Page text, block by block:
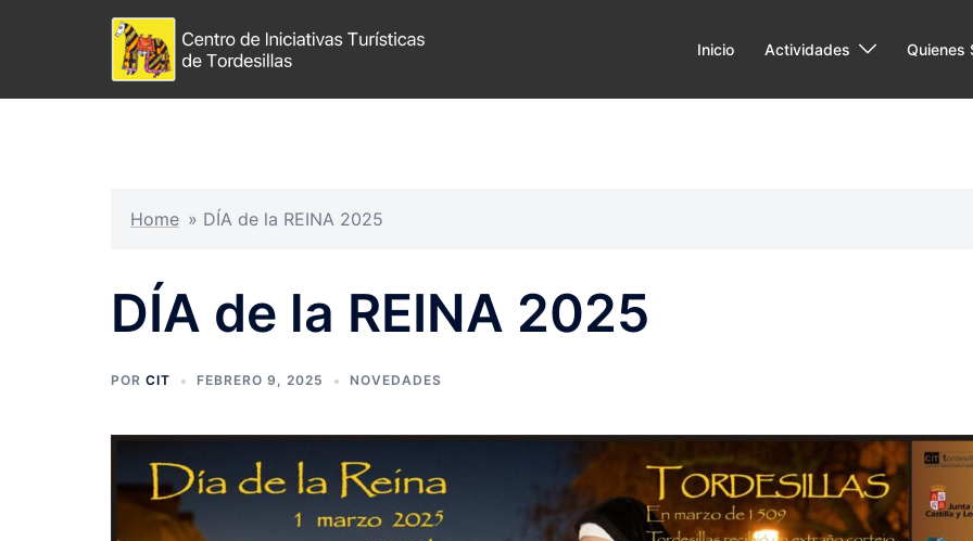
Inicio Actividades Quienes
Home » DÍA de la REINA 2025
DÍA de la REINA 2025
POR CIT FEBRERO 9, 2025 NOVEDADES